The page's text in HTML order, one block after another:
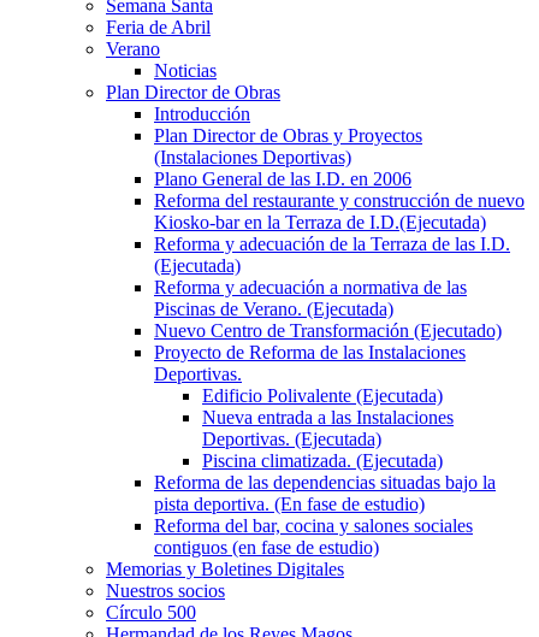
Semana Santa
Feria de Abril
Verano
Noticias
Plan Director de Obras
Introducción
Plan Director de Obras y Proyectos
(Instalaciones Deportivas)
Plano General de las I.D. en 2006
Reforma del restaurante y construcción de nuevo
Kiosko-bar en la Terraza de I.D.(Ejecutada)
Reforma y adecuación de la Terraza de las I.D.
(Ejecutada)
Reforma y adecuación a normativa de las
Piscinas de Verano. (Ejecutada)
Nuevo Centro de Transformación (Ejecutado)
Proyecto de Reforma de las Instalaciones
Deportivas.
Edificio Polivalente (Ejecutada)
Nueva entrada a las Instalaciones
Deportivas. (Ejecutada)
Piscina climatizada. (Ejecutada)
Reforma de las dependencias situadas bajo la
pista deportiva. (En fase de estudio)
Reforma del bar, cocina y salones sociales
contiguos (en fase de estudio)
Memorias y Boletines Digitales
Nuestros socios
Círculo 500